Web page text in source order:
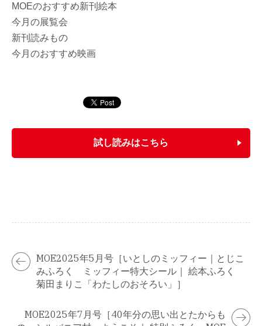
MOEのおすすめ新刊絵本
今月の展覧会
新刊読みもの
今月のおすすめ映画
試し読みはこちら
MOE2025年5月号［いとしのミッフィー｜とじこ
みふろく ミッフィー特大シール｜ 絵本ふろく
菊田まりこ「わたしのおそろい」］
MOE2025年7月号［40年分の思い出とたからも